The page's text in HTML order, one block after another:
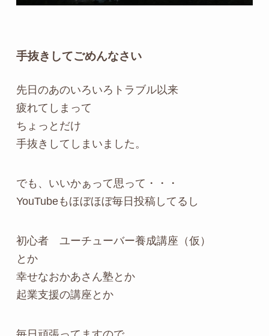
手抜きしてごめんなさい
先日のあのいろいろトラブル以来
疲れてしまって
ちょっとだけ
手抜きしてしまいました。
でも、いいかぁって思って・・・
YouTubeもほぼほぼ毎日投稿してるし
初心者 ユーチューバー養成講座（仮）
とか
幸せなおかあさん塾とか
起業支援の講座とか